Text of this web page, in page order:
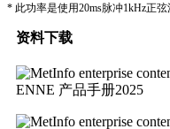
* 此功率是使用20ms脉冲1kHz正
资料下载
ENNE 产品手册2025